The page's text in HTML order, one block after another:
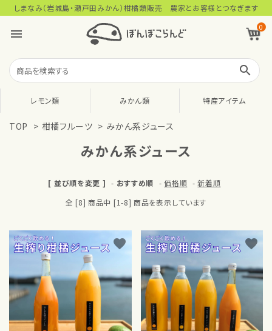
しまなみ（岩城島・瀬戸田みかん）柑橘類販売 農家とお客様とつなぎます
menu 0
search
レモン類 みかん類 特産アイテム
TOP > 柑橘フルーツ > みかん系ジュース
みかん系ジュース
[ 並び順を変更 ] - おすすめ順 -価格順 -新着順
全 [8] 商品中 [1-8] 商品を表示しています
favorite favorite